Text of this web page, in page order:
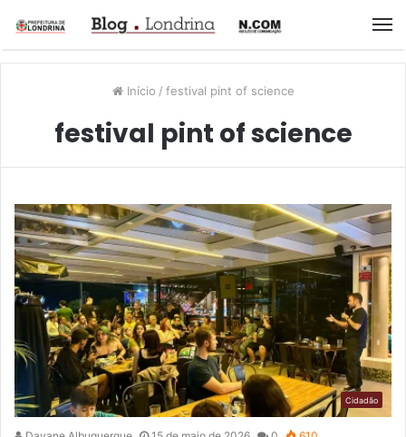
Início / festival pint of science
festival pint of science
Cidadão